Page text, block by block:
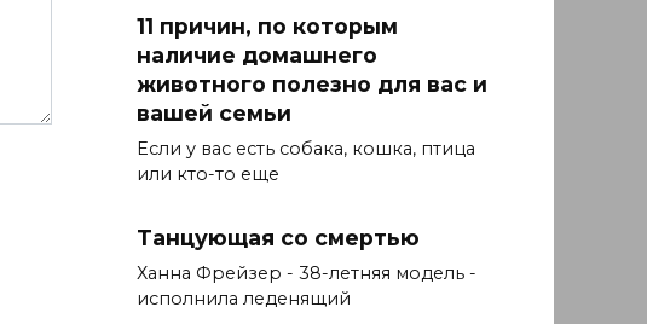
11 причин, по которым
наличие домашнего
животного полезно для вас и
вашей семьи
Если у вас есть собака, кошка, птица
или кто-то еще
Танцующая со смертью
Ханна Фрейзер - 38-летняя модель -
исполнила леденящий